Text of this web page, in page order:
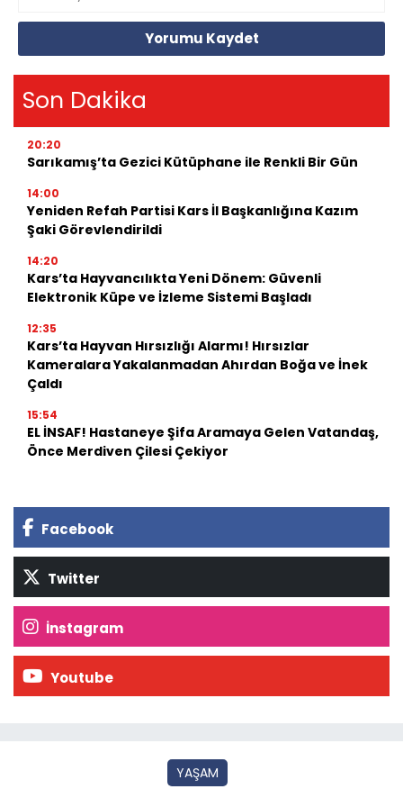
Yorumu Kaydet
Son Dakika
20:20
Sarıkamış’ta Gezici Kütüphane ile Renkli Bir Gün
14:00
Yeniden Refah Partisi Kars İl Başkanlığına Kazım
Şaki Görevlendirildi
14:20
Kars’ta Hayvancılıkta Yeni Dönem: Güvenli
Elektronik Küpe ve İzleme Sistemi Başladı
12:35
Kars’ta Hayvan Hırsızlığı Alarmı! Hırsızlar
Kameralara Yakalanmadan Ahırdan Boğa ve İnek
Çaldı
15:54
EL İNSAF! Hastaneye Şifa Aramaya Gelen Vatandaş,
Önce Merdiven Çilesi Çekiyor
Facebook
Twitter
İnstagram
Youtube
YAŞAM